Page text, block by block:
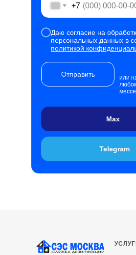
+7
Даю согласие на
персональных данных в
политикой
Отправить
Telegram
Max
или